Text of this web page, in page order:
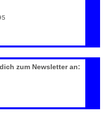
zum Newsletter an: